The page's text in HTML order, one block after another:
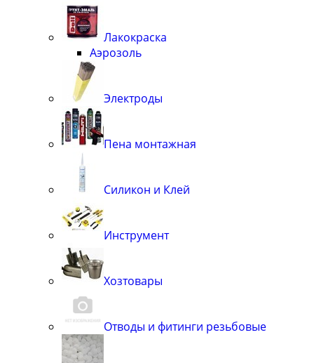
Лакокраска
Аэрозоль
Электроды
Пена монтажная
Силикон и Клей
Инструмент
Хозтовары
Отводы и фитинги резьбовые